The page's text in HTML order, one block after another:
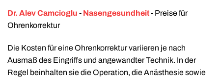
Dr. Alev Camcioglu - Nasengesundheit- Preise für
Ohrenkorrektur
Die Kosten für eine Ohrenkorrektur variieren je nach
Ausmaß des Eingriffs und angewandter Technik. In der
Regel beinhalten sie die Operation, die Anästhesie sowie